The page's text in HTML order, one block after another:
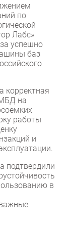
по
Лабс»
успешно
баз
корректная
на
работы
и
подтвердили
в